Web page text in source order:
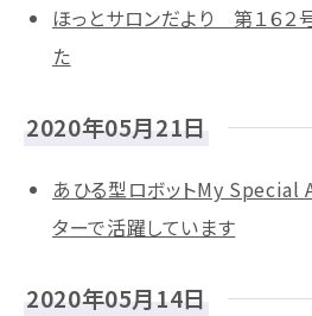
ほっとサロンだより 第１６２
た
2020年05月21日
あひる型ロボットMy
ターで活躍しています
2020年05月14日